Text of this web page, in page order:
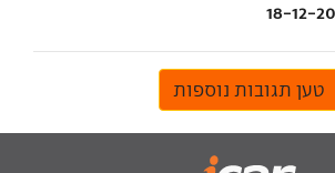
טען תגובות נוספות